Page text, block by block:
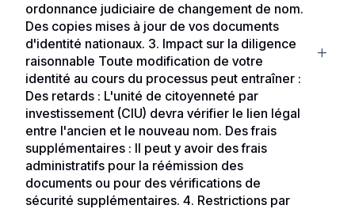
ordonnance judiciaire de changement de nom.
Des copies mises à jour de vos documents
d'identité nationaux. 3. Impact sur la diligence
raisonnable Toute modification de votre
identité au cours du processus peut entraîner :
Des retards : L'unité de citoyenneté par
investissement (CIU) devra vérifier le lien légal
entre l'ancien et le nouveau nom. Des frais
supplémentaires : Il peut y avoir des frais
administratifs pour la réémission des
documents ou pour des vérifications de
sécurité supplémentaires. 4. Restrictions par